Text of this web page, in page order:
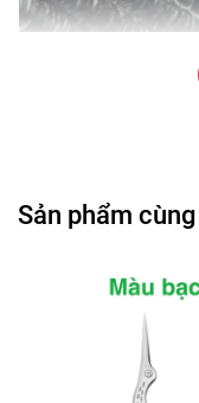
2. Gợi ý sử dụng mi
Nhẫn đựng keo
Sản phẩm